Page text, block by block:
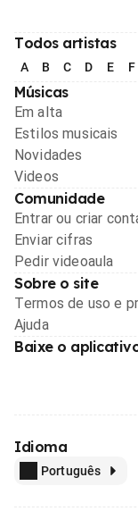
Todos artistas
A B C D E F
Músicas
Em alta
Estilos musicais
Novidades
Videos
Comunidade
Entrar ou criar
Enviar cifras
Pedir videoaula
Sobre o site
Termos de uso e
Ajuda
Baixe o
Idioma
Português